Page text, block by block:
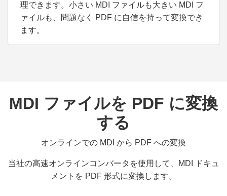
理できます。小さい MDI ファイルも大きい MDI フ
ァイルも、問題なく PDF に自信を持って変換でき
ます。
MDI ファイルを PDF に変換
する
オンラインでの MDI から PDF への変換
当社の高速オンラインコンバータを使用して、MDI ドキュ
メントを PDF 形式に変換します。